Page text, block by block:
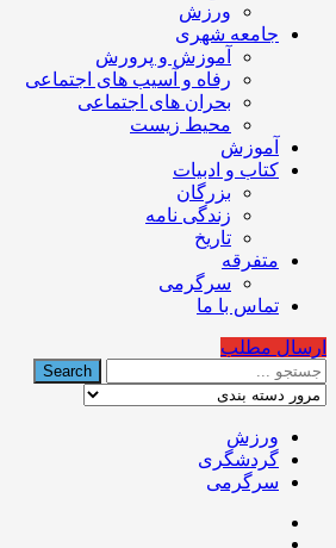
تهران
ورزش
جامعه شهری
آموزش و پرورش
رفاه و آسیب های اجتماعی
بحران های اجتماعی
محیط زیست
آموزش
کتاب و ادبیات
بزرگان
زندگی نامه
تاریخ
متفرقه
سرگرمی
تماس با ما
ارسال مطلب
ورزش
گردشگری
سرگرمی